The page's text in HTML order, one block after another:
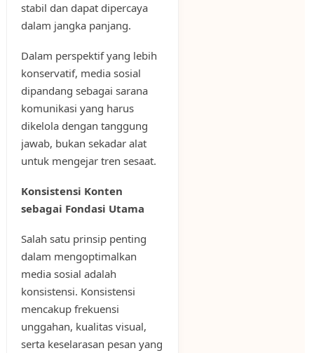
stabil dan dapat dipercaya
dalam jangka panjang.
Dalam perspektif yang lebih
konservatif, media sosial
dipandang sebagai sarana
komunikasi yang harus
dikelola dengan tanggung
jawab, bukan sekadar alat
untuk mengejar tren sesaat.
Konsistensi Konten
sebagai Fondasi Utama
Salah satu prinsip penting
dalam mengoptimalkan
media sosial adalah
konsistensi. Konsistensi
mencakup frekuensi
unggahan, kualitas visual,
serta keselarasan pesan yang